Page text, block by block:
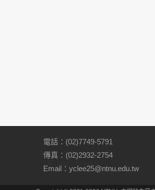
電話：(02)7749-5791
傳真：(02)2932-2754
Email：yclee25@ntnu.edu.tw